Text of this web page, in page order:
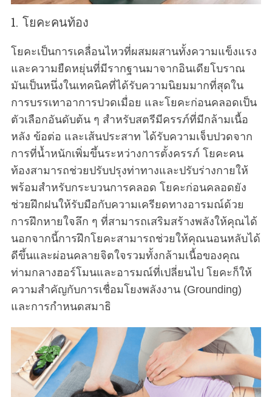
1. โยคะคนท้อง
โยคะเป็นการเคลื่อนไหวที่ผสมผสานทั้งความแข็งแรง
และความยืดหยุ่นที่มีรากฐานมาจากอินเดียโบราณ
มันเป็นหนึ่งในเทคนิคที่ได้รับความนิยมมากที่สุดใน
การบรรเทาอาการปวดเมื่อย และโยคะก่อนคลอดเป็น
ตัวเลือกอันดับต้น ๆ สำหรับสตรีมีครรภ์ที่มีกล้ามเนื้อ
หลัง ข้อต่อ และเส้นประสาท ได้รับความเจ็บปวดจาก
การที่น้ำหนักเพิ่มขึ้นระหว่างการตั้งครรภ์ โยคะคน
ท้องสามารถช่วยปรับปรุงท่าทางและปรับร่างกายให้
พร้อมสำหรับกระบวนการคลอด โยคะก่อนคลอดยัง
ช่วยฝึกฝนให้รับมือกับความเครียดทางอารมณ์ด้วย
การฝึกหายใจลึก ๆ ที่สามารถเสริมสร้างพลังให้คุณได้
นอกจากนี้การฝึกโยคะสามารถช่วยให้คุณนอนหลับได้
ดีขึ้นและผ่อนคลายจิตใจรวมทั้งกล้ามเนื้อของคุณ
ท่ามกลางฮอร์โมนและอารมณ์ที่เปลี่ยนไป โยคะก็ให้
ความสำคัญกับการเชื่อมโยงพลังงาน (Grounding)
และการกำหนดสมาธิ